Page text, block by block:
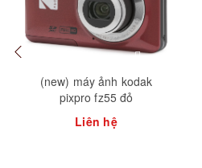
(new) máy ảnh kodak
pixpro fz55 đỏ
Liên hệ